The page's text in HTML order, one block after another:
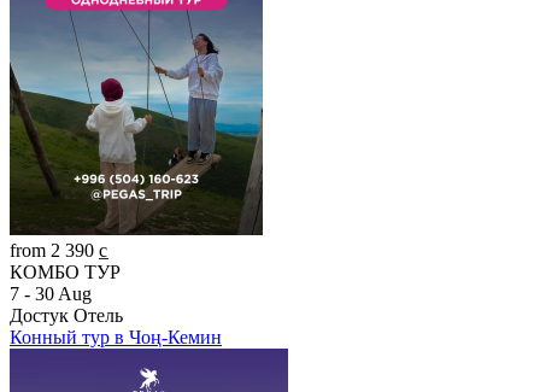
from 2 390 c̲
КОМБО ТУР
7 - 30 Aug
Достук Отель
Конный тур в Чоң-Кемин